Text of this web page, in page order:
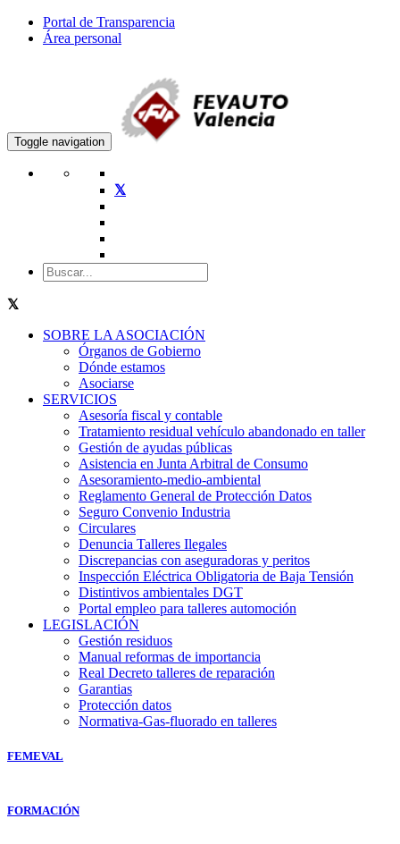
Portal de Transparencia
Área personal
Toggle navigation
SOBRE LA ASOCIACIÓN
Órganos de Gobierno
Dónde estamos
Asociarse
SERVICIOS
Asesoría fiscal y contable
Tratamiento residual vehículo abandonado en taller
Gestión de ayudas públicas
Asistencia en Junta Arbitral de Consumo
Asesoramiento-medio-ambiental
Reglamento General de Protección Datos
Seguro Convenio Industria
Circulares
Denuncia Talleres Ilegales
Discrepancias con aseguradoras y peritos
Inspección Eléctrica Obligatoria de Baja Tensión
Distintivos ambientales DGT
Portal empleo para talleres automoción
LEGISLACIÓN
Gestión residuos
Manual reformas de importancia
Real Decreto talleres de reparación
Garantias
Protección datos
Normativa-Gas-fluorado en talleres
FEMEVAL
FORMACIÓN